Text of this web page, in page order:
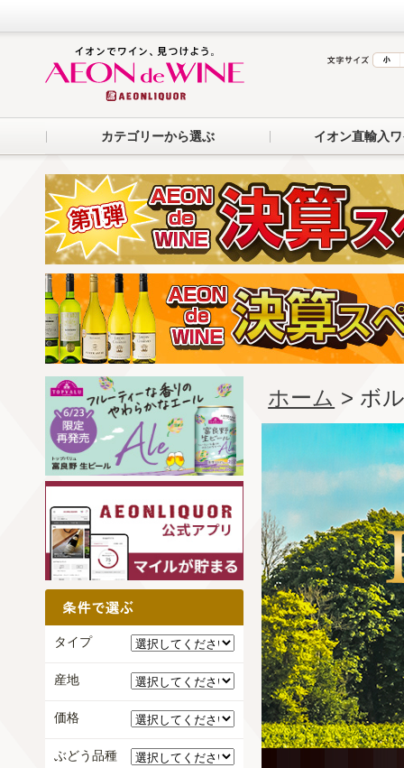
カテゴリーから選ぶ イオン直輸入
ホーム > ボ
タイプ
産地
価格
ぶどう品種